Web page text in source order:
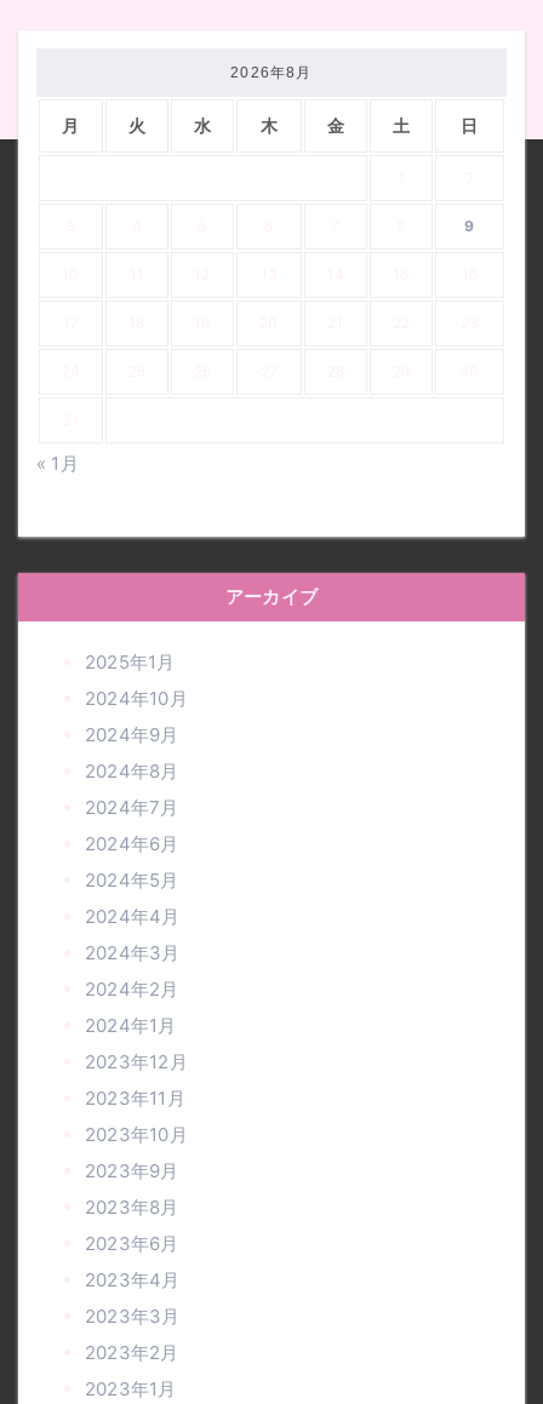
2026年8月
月 火 水 木 金 土 日
9
« 1月
アーカイブ
2025年1月
2024年10月
2024年9月
2024年8月
2024年7月
2024年6月
2024年5月
2024年4月
2024年3月
2024年2月
2024年1月
2023年12月
2023年11月
2023年10月
2023年9月
2023年8月
2023年6月
2023年4月
2023年3月
2023年2月
2023年1月